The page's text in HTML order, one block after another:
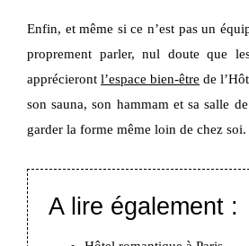
Enfin, et même si ce n’est pas un
proprement parler, nul doute que
apprécieront l’espace bien-être de
son sauna, son hammam et sa salle
garder la forme même loin de chez soi.
A lire également :